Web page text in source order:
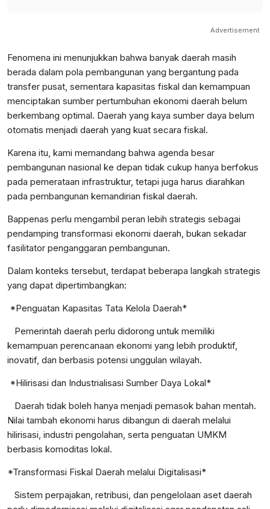
Advertisement
Fenomena ini menunjukkan bahwa banyak daerah masih
berada dalam pola pembangunan yang bergantung pada
transfer pusat, sementara kapasitas fiskal dan kemampuan
menciptakan sumber pertumbuhan ekonomi daerah belum
berkembang optimal. Daerah yang kaya sumber daya belum
otomatis menjadi daerah yang kuat secara fiskal.
Karena itu, kami memandang bahwa agenda besar
pembangunan nasional ke depan tidak cukup hanya berfokus
pada pemerataan infrastruktur, tetapi juga harus diarahkan
pada pembangunan kemandirian fiskal daerah.
Bappenas perlu mengambil peran lebih strategis sebagai
pendamping transformasi ekonomi daerah, bukan sekadar
fasilitator penganggaran pembangunan.
Dalam konteks tersebut, terdapat beberapa langkah strategis
yang dapat dipertimbangkan:
*Penguatan Kapasitas Tata Kelola Daerah*
Pemerintah daerah perlu didorong untuk memiliki
kemampuan perencanaan ekonomi yang lebih produktif,
inovatif, dan berbasis potensi unggulan wilayah.
*Hilirisasi dan Industrialisasi Sumber Daya Lokal*
Daerah tidak boleh hanya menjadi pemasok bahan mentah.
Nilai tambah ekonomi harus dibangun di daerah melalui
hilirisasi, industri pengolahan, serta penguatan UMKM
berbasis komoditas lokal.
*Transformasi Fiskal Daerah melalui Digitalisasi*
Sistem perpajakan, retribusi, dan pengelolaan aset daerah